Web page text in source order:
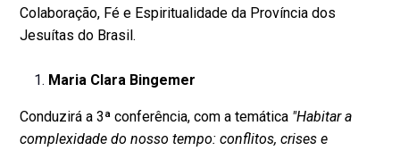
Colaboração, Fé e Espiritualidade da Província dos
Jesuítas do Brasil.
Maria Clara Bingemer
Conduzirá a 3ª conferência, com a temática "Habitar a
complexidade do nosso tempo: conflitos, crises e